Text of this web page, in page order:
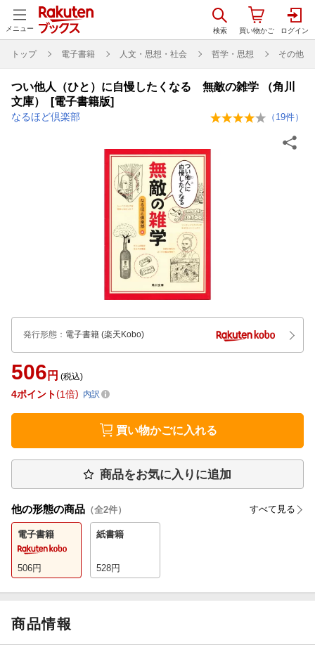
メニュー
トップ 電子書籍 人文・思想・社会 哲学・思想 その他
つい他人（ひと）に自慢したくなる 無敵の雑学 （角川
文庫） [電子書籍版]
なるほど倶楽部 （ 19件）
発行形態 ： 電子書籍 (楽天Kobo)
506 円 (税込)
4ポイント 1倍 内訳
買い物かごに入れる
商品をお気に入りに追加
他の形態の商品 （全2件） すべて見る
電子書籍
506円
紙書籍
528円
商品情報